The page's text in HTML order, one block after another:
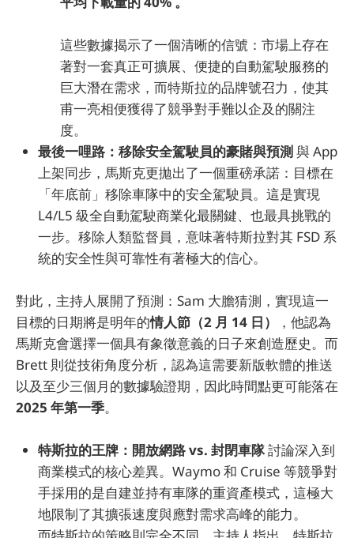
這些數據揭示了一個清晰的信號：市場上存在
著對一套真正可擴展、便捷的自動駕駛服務的
巨大潛在需求，而特斯拉的品牌號召力，使其
甫一亮相便獲得了競爭對手難以企及的關注
度。
最後一哩路：移除安全駕駛員的豪賭與預測與 App
上架同步，馬斯克更拋出了一個重磅承諾：目標在
「年底前」移除車隊中的安全駕駛員。這是實現
L4/L5 級全自動駕駛商業化最關鍵、也最具挑戰的
一步。移除人類監督員，意味著特斯拉對其 FSD 系
統的安全性與可靠性有著極大的信心。
對此，主持人展開了預測：Sam 大膽猜測，實現這一
目標的日期將是明年的情人節（2 月 14 日）
，他認為
馬斯克會選擇一個具有象徵意義的日子來創造歷史。而
Brett 則從技術角度分析，認為這需要新版軟體的推送
以及至少三個月的數據驗證期，因此時間點更可能落在
2025 年第一季。
特斯拉的王牌：開放網路 vs. 封閉車隊討論深入到
商業模式的核心差異。Waymo 和 Cruise 等競爭對
手採用的是自建並持有車隊的重資產模式，這極大
地限制了其擴張速度與應對需求高峰的能力。